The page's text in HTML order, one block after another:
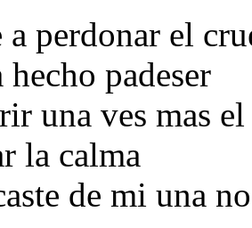
a perdonar el
hecho padeser
una ves mas
la calma
de mi una